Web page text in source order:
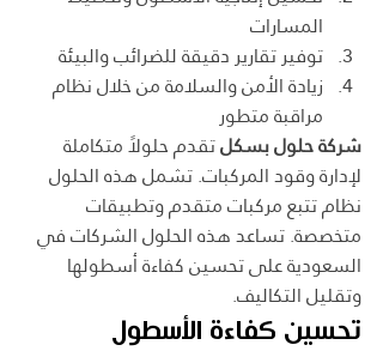
المسارات
توفير تقارير دقيقة للضرائب والبيئة
زيادة الأمن والسلامة من خلال نظام
مراقبة متطور
شركة حلول بسكل تقدم حلولاً متكاملة
لإدارة وقود المركبات. تشمل هذه الحلول
نظام تتبع مركبات متقدم وتطبيقات
متخصصة. تساعد هذه الحلول الشركات في
السعودية على تحسين كفاءة أسطولها
وتقليل التكاليف.
تحسين كفاءة الأسطول